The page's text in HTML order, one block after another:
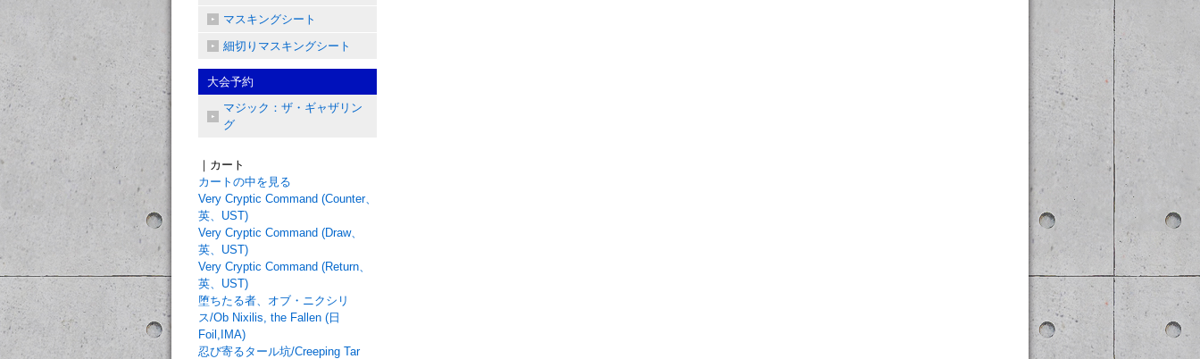
マスキングシート
細切りマスキングシート
大会予約
マジック：ザ・ギャザリン
グ
｜カート
カートの中を見る
Very Cryptic Command (Counter、
英、UST)
Very Cryptic Command (Draw、
英、UST)
Very Cryptic Command (Return、
英、UST)
堕ちたる者、オブ・ニクシリ
ス/Ob Nixilis, the Fallen (日
Foil,IMA)
忍び寄るタール坑/Creeping Tar